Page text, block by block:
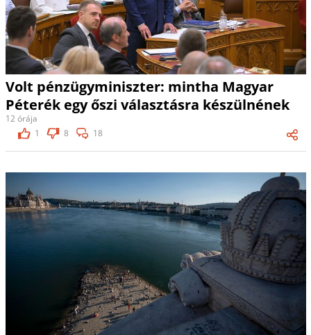
Volt pénzügyminiszter: mintha Magyar
Péterék egy őszi választásra készülnének
12 órája
1
8 18